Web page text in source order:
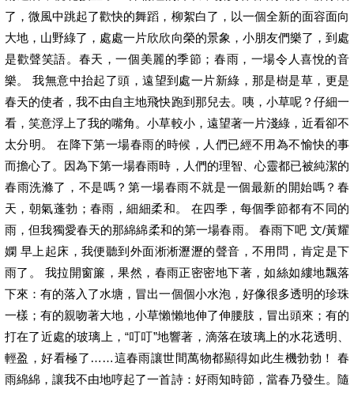
了，微風中跳起了歡快的舞蹈，柳絮白了，以一個全新的面容面向
大地，山野綠了，處處一片欣欣向榮的景象，小朋友們樂了，到處
是歡聲笑語。春天，一個美麗的季節；春雨，一場令人喜悅的音
樂。 我無意中抬起了頭，遠望到處一片新綠，那是樹是草，更是
春天的使者，我不由自主地飛快跑到那兒去。咦，小草呢？仔細一
看，笑意浮上了我的嘴角。小草較小，遠望著一片淺綠，近看卻不
太分明。 在降下第一場春雨的時候，人們已經不用為不愉快的事
而擔心了。因為下第一場春雨時，人們的理智、心靈都已被純潔的
春雨洗滌了，不是嗎？第一場春雨不就是一個最新的開始嗎？春
天，朝氣蓬勃；春雨，細細柔和。 在四季，每個季節都有不同的
雨，但我獨愛春天的那綿綿柔和的第一場春雨。 春雨下吧 文/黃耀
嫻 早上起床，我便聽到外面淅淅瀝瀝的聲音，不用問，肯定是下
雨了。 我拉開窗簾，果然，春雨正密密地下著，如絲如縷地飄落
下來：有的落入了水塘，冒出一個個小水泡，好像很多透明的珍珠
一樣；有的親吻著大地，小草懶懶地伸了伸腰肢，冒出頭來；有的
打在了近處的玻璃上，“叮叮”地響著，滴落在玻璃上的水花透明、
輕盈，好看極了……這春雨讓世間萬物都顯得如此生機勃勃！ 春
雨綿綿，讓我不由地哼起了一首詩：好雨知時節，當春乃發生。隨